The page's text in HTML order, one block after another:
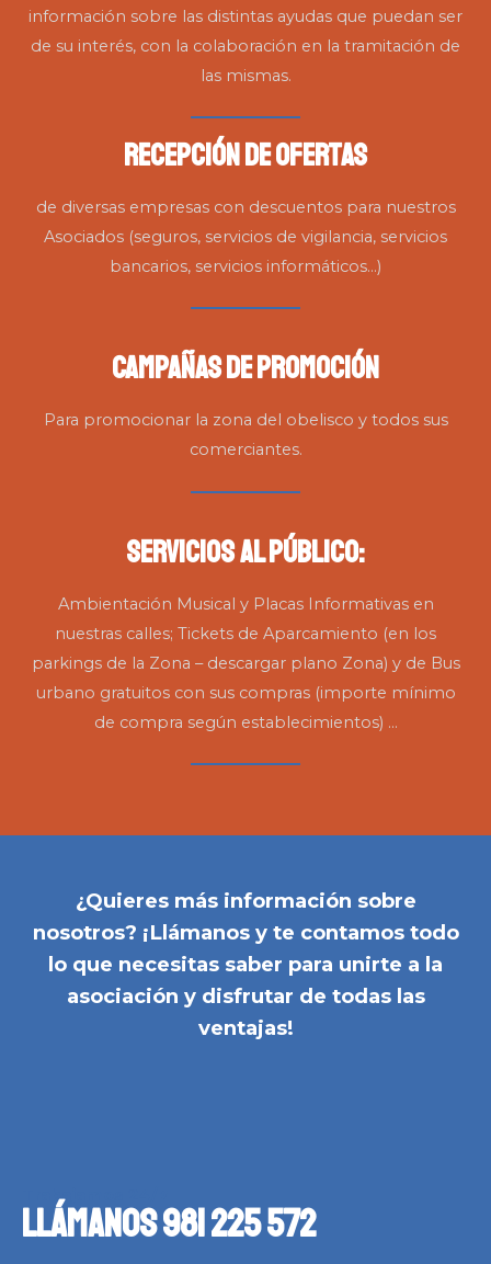
información sobre las distintas ayudas que puedan ser
de su interés, con la colaboración en la tramitación de
las mismas.
Recepción de Ofertas
de diversas empresas con descuentos para nuestros
Asociados (seguros, servicios de vigilancia, servicios
bancarios, servicios informáticos…)
Campañas de Promoción
Para promocionar la zona del obelisco y todos sus
comerciantes.
Servicios al Público:
Ambientación Musical y Placas Informativas en
nuestras calles; Tickets de Aparcamiento (en los
parkings de la Zona – descargar plano Zona) y de Bus
urbano gratuitos con sus compras (importe mínimo
de compra según establecimientos) …
¿Quieres más información sobre
nosotros? ¡Llámanos y te contamos todo
lo que necesitas saber para unirte a la
asociación y disfrutar de todas las
ventajas!
Trabajamos 24/7
Llámanos 981 225 572​